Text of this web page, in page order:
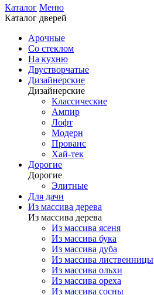
Каталог Меню
Каталог дверей
Арочные
Со стеклом
На кухню
Двустворчатые
Дизайнерские
Дизайнерские
Классические
Ампир
Лофт
Модерн
Прованс
Хай-тек
Дорогие
Дорогие
Элитные
Для дачи
Из массива дерева
Из массива дерева
Из массива ясеня
Из массива бука
Из массива дуба
Из массива лиственницы
Из массива ольхи
Из массива ореха
Из массива сосны